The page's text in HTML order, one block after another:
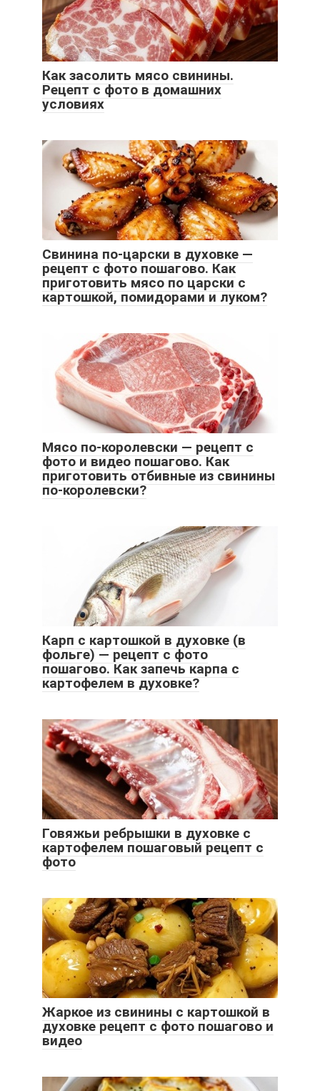
Как засолить мясо свинины.
Рецепт с фото в домашних
условиях
Свинина по-царски в духовке —
рецепт с фото пошагово. Как
приготовить мясо по царски с
картошкой, помидорами и луком?
Мясо по-королевски — рецепт с
фото и видео пошагово. Как
приготовить отбивные из свинины
по-королевски?
Карп с картошкой в духовке (в
фольге) — рецепт с фото
пошагово. Как запечь карпа с
картофелем в духовке?
Говяжьи ребрышки в духовке с
картофелем пошаговый рецепт с
фото
Жаркое из свинины с картошкой в
духовке рецепт с фото пошагово и
видео